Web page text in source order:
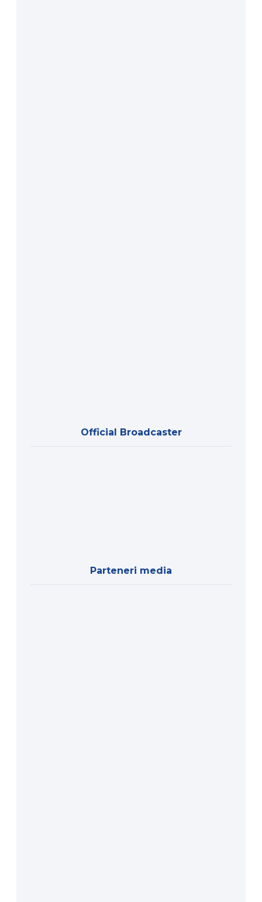
Official Broadcaster
Parteneri media